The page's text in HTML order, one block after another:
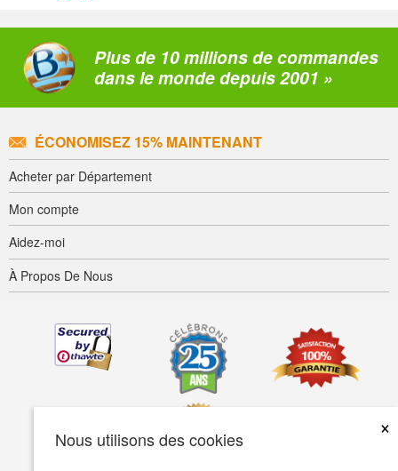
Nous utilisons des cookies
×
Plus de 10 millions de commandes
dans le monde depuis 2001 »
ÉCONOMISEZ 15% MAINTENANT
Acheter par Département
Mon compte
Aidez-moi
À Propos De Nous